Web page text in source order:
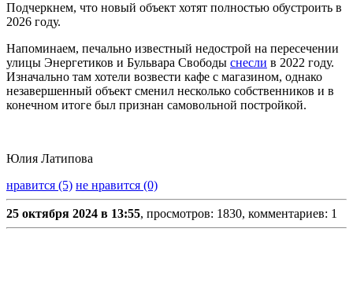
Подчеркнем, что новый объект хотят полностью обустроить в
2026 году.
Напоминаем, печально известный недострой на пересечении
улицы Энергетиков и Бульвара Свободы снесли в 2022 году.
Изначально там хотели возвести кафе с магазином, однако
незавершенный объект сменил несколько собственников и в
конечном итоге был признан самовольной постройкой.
Юлия Латипова
нравится (5) не нравится (0)
25 октября 2024 в 13:55, просмотров: 1830, комментариев: 1